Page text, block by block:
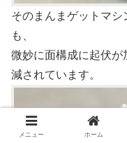
そのまんまゲットマ
も、
微妙に面構成に起伏
減されています。
メニュー ホーム